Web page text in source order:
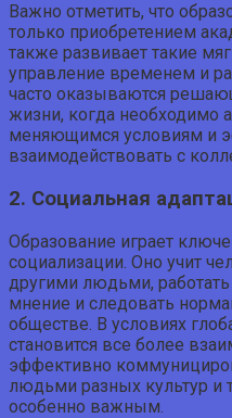
Важно отметить, что
только приобретением
также развивает такие
управление временем и
часто оказываются
жизни, когда необходимо
меняющимся условиям и
взаимодействовать с
2. Социальная
Образование играет
социализации. Оно учит
другими людьми,
мнение и следовать
обществе. В условиях
становится все более
эффективно
людьми разных культур и
особенно важным.